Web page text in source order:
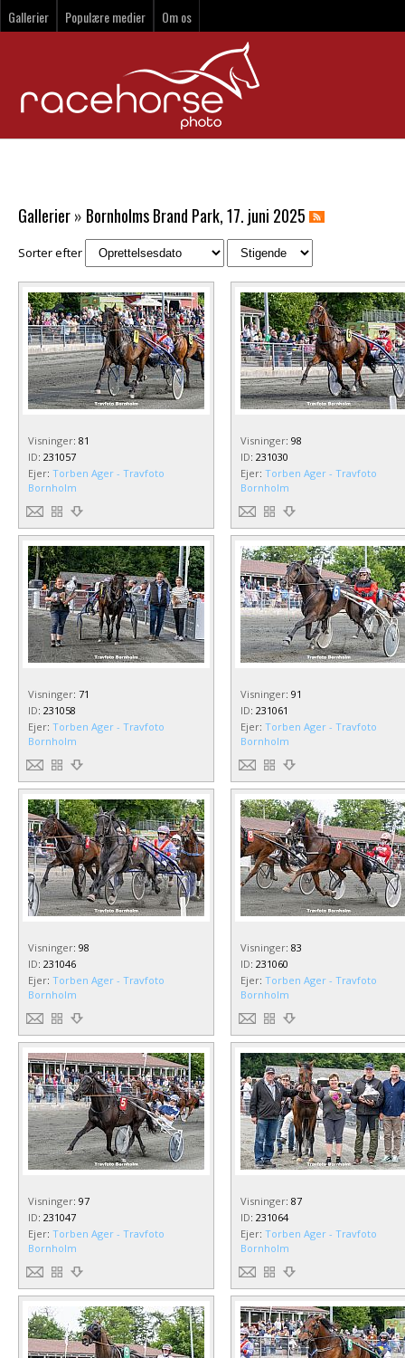
Gallerier Populære medier Om os
Gallerier» Bornholms Brand Park, 17. juni 2025
Sorter efter
Visninger: 81
ID: 231057
Ejer: Torben Ager - Travfoto
Bornholm
Visninger: 98
ID: 231030
Ejer: Torben Ager - Travfoto
Bornholm
Visninger: 71
ID: 231058
Ejer: Torben Ager - Travfoto
Bornholm
Visninger: 91
ID: 231061
Ejer: Torben Ager - Travfoto
Bornholm
Visninger: 98
ID: 231046
Ejer: Torben Ager - Travfoto
Bornholm
Visninger: 83
ID: 231060
Ejer: Torben Ager - Travfoto
Bornholm
Visninger: 97
ID: 231047
Ejer: Torben Ager - Travfoto
Bornholm
Visninger: 87
ID: 231064
Ejer: Torben Ager - Travfoto
Bornholm